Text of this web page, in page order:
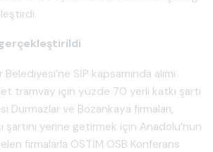
SİP kapsamında alımı
tramvay için yüzde 70 yerli katkı şartı
Durmazlar ve Bozankaya firmaları,
yerine getirmek için Anadolu’nun
firmalarla OSTİM OSB Konferans